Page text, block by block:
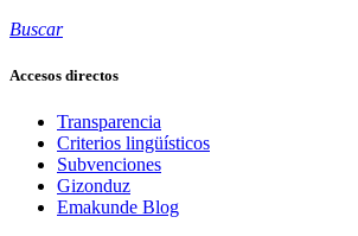
Buscar
Accesos directos
Transparencia
Criterios lingüísticos
Subvenciones
Gizonduz
Emakunde Blog